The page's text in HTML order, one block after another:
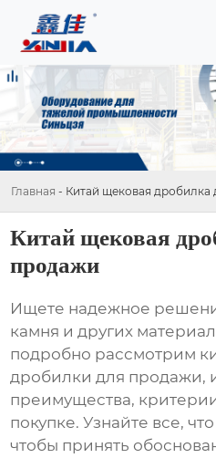
Главная - Китай щековая дробилка
Китай щековая
продажи
Ищете надежное
камня и других
подробно рассмотрим
дробилки для продажи,
преимущества,
покупке. Узнайте все,
чтобы принять